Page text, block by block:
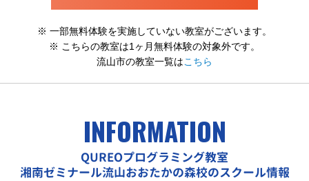
※ 一部無料体験を実施していない教室がございます。
※ こちらの教室は1ヶ月無料体験の対象外です。
流山市の教室一覧はこちら
INFORMATION
QUREOプログラミング教室
湘南ゼミナール流山おおたかの森校のスクール情報